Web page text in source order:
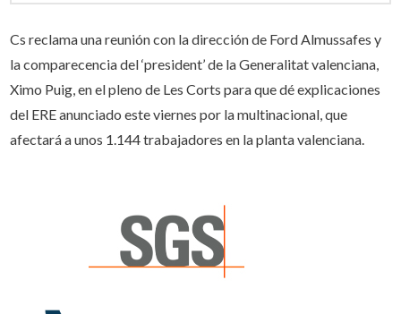
Cs reclama una reunión con la dirección de Ford Almussafes y
la comparecencia del ‘president’ de la Generalitat valenciana,
Ximo Puig, en el pleno de Les Corts para que dé explicaciones
del ERE anunciado este viernes por la multinacional, que
afectará a unos 1.144 trabajadores en la planta valenciana.